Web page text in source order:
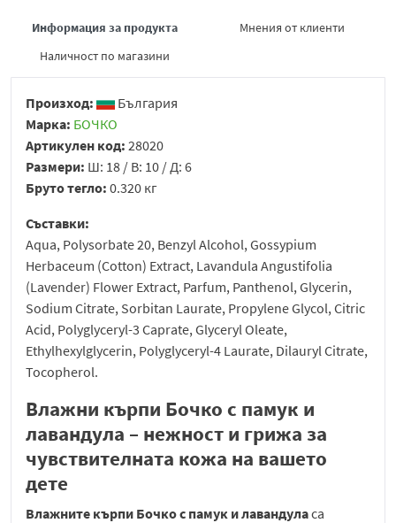
Информация за продукта
Мнения от клиенти
Наличност по магазини
Произход:
България
Марка: БОЧКО
Артикулен код: 28020
Размери: Ш: 18 / В: 10 / Д: 6
Бруто тегло: 0.320 кг
Съставки:
Aqua, Polysorbate 20, Benzyl Alcohol, Gossypium
Herbaceum (Cotton) Extract, Lavandula Angustifolia
(Lavender) Flower Extract, Parfum, Panthenol, Glycerin,
Sodium Citrate, Sorbitan Laurate, Propylene Glycol, Citric
Аcid, Polyglyceryl-3 Caprate, Glyceryl Oleate,
Ethylhexylglycerin, Polyglyceryl-4 Laurate, Dilauryl Citrate,
Tocopherol.
Влажни кърпи Бочко с памук и
лавандула – нежност и грижа за
чувствителната кожа на вашето
дете
Влажните кърпи Бочко с памук и лавандуласа